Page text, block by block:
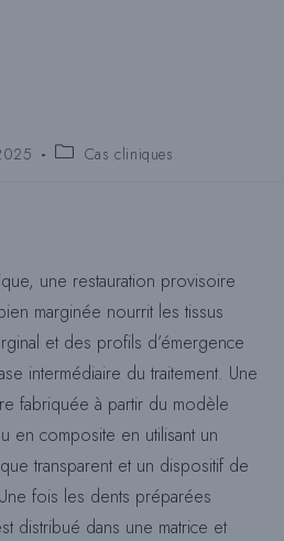
Catégorie
Cas cliniques
une restauration provisoire
marginée nourrit les tissus
et des profils d’émergence
intermédiaire du traitement. Une
fabriquée à partir du modèle
en composite en utilisant un
transparent et un dispositif de
fois les dents préparées
distribué dans une matrice et